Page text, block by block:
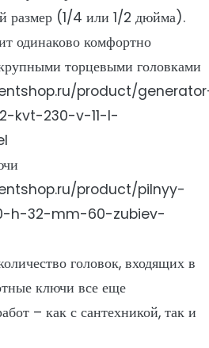
размер (1/4 или 1/2 дюйма).
одинаково комфортно
торцевыми головками
product/
kvt-230-v-11-l-
product/pilnyy-
h-32-mm-60-zubiev-
головок, входящих в
ключи все еще
– как с сантехникой, так и